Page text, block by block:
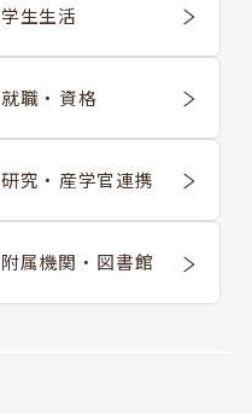
学生生活
就職 ・ 資格
研究 ・ 産学官連携
附属機関 ・ 図書館